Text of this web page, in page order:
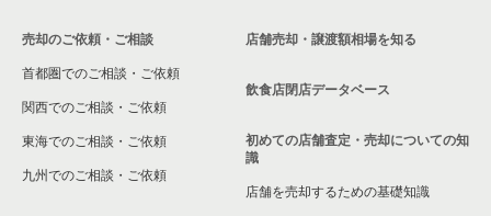
売却のご依頼・ご相談
首都圏でのご相談・ご依頼
関西でのご相談・ご依頼
東海でのご相談・ご依頼
九州でのご相談・ご依頼
店舗売却・譲渡額相場を知る
飲食店閉店データベース
初めての店舗査定・売却についての知
識
店舗を売却するための基礎知識